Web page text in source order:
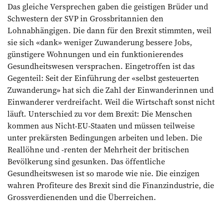
Das gleiche Versprechen gaben die geistigen Brüder und
Schwestern der SVP in Grossbritannien den
Lohnabhängigen. Die dann für den Brexit stimmten, weil
sie sich «dank» weniger Zuwanderung bessere Jobs,
günstigere Wohnungen und ein funktionierendes
Gesundheitswesen versprachen. Eingetroffen ist das
Gegenteil: Seit der Einführung der «selbst gesteuerten
Zuwanderung» hat sich die Zahl der Einwanderinnen und
Einwanderer verdreifacht. Weil die Wirtschaft sonst nicht
läuft. Unterschied zu vor dem Brexit: Die Menschen
kommen aus Nicht-EU-Staaten und müssen teilweise
unter prekärsten Bedingungen arbeiten und leben. Die
Reallöhne und -renten der Mehrheit der britischen
Bevölkerung sind gesunken. Das öffentliche
Gesundheitswesen ist so marode wie nie. Die einzigen
wahren Profiteure des Brexit sind die Finanzindustrie, die
Grossverdienenden und die Überreichen.